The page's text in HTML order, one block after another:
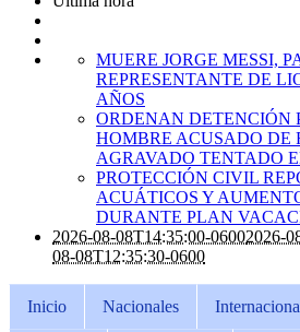
MUERE JORGE MESSI,
REPRESENTANTE DE
AÑOS
ORDENAN DETENCIÓN
HOMBRE ACUSADO DE
AGRAVADO TENTADO
PROTECCIÓN CIVIL
ACUÁTICOS Y
DURANTE PLAN
2026-08-08T14:35:00-06002026-
08-08T12:35:30-0600
Inicio Nacionales